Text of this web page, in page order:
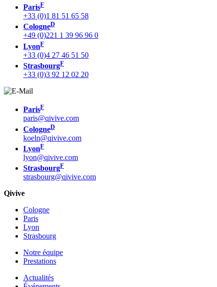
ParisF
+33 (0)1 81 51 65 58
CologneD
+49 (0)221 1 39 96 96 0
LyonF
+33 (0)4 27 46 51 50
StrasbourgF
+33 (0)3 92 12 02 20
ParisF
paris@qivive.com
CologneD
koeln@qivive.com
LyonF
lyon@qivive.com
StrasbourgF
strasbourg@qivive.com
Qivive
Cologne
Paris
Lyon
Strasbourg
Notre équipe
Prestations
Actualités